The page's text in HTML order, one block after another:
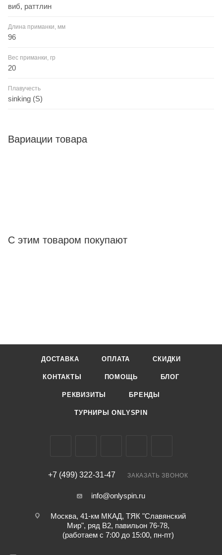
виб, раттлин
Длина приманки, мм
96
Вес приманки, гр
20
Плавучесть
sinking (S)
Вариации товара
С этим товаром покупают
ДОСТАВКА ОПЛАТА СКИДКИ
КОНТАКТЫ ПОМОЩЬ БЛОГ
РЕКВИЗИТЫ БРЕНДЫ
ТУРНИРЫ ONLYSPIN
+7 (499) 322-31-47 ЗАКАЗАТЬ ЗВОНОК
info@onlyspin.ru
Москва, 41-км МКАД, ТЯК "Славянский
Мир", ряд В2, павильон 76-78,
(работаем с 7:00 до 15:00, пн-пт)